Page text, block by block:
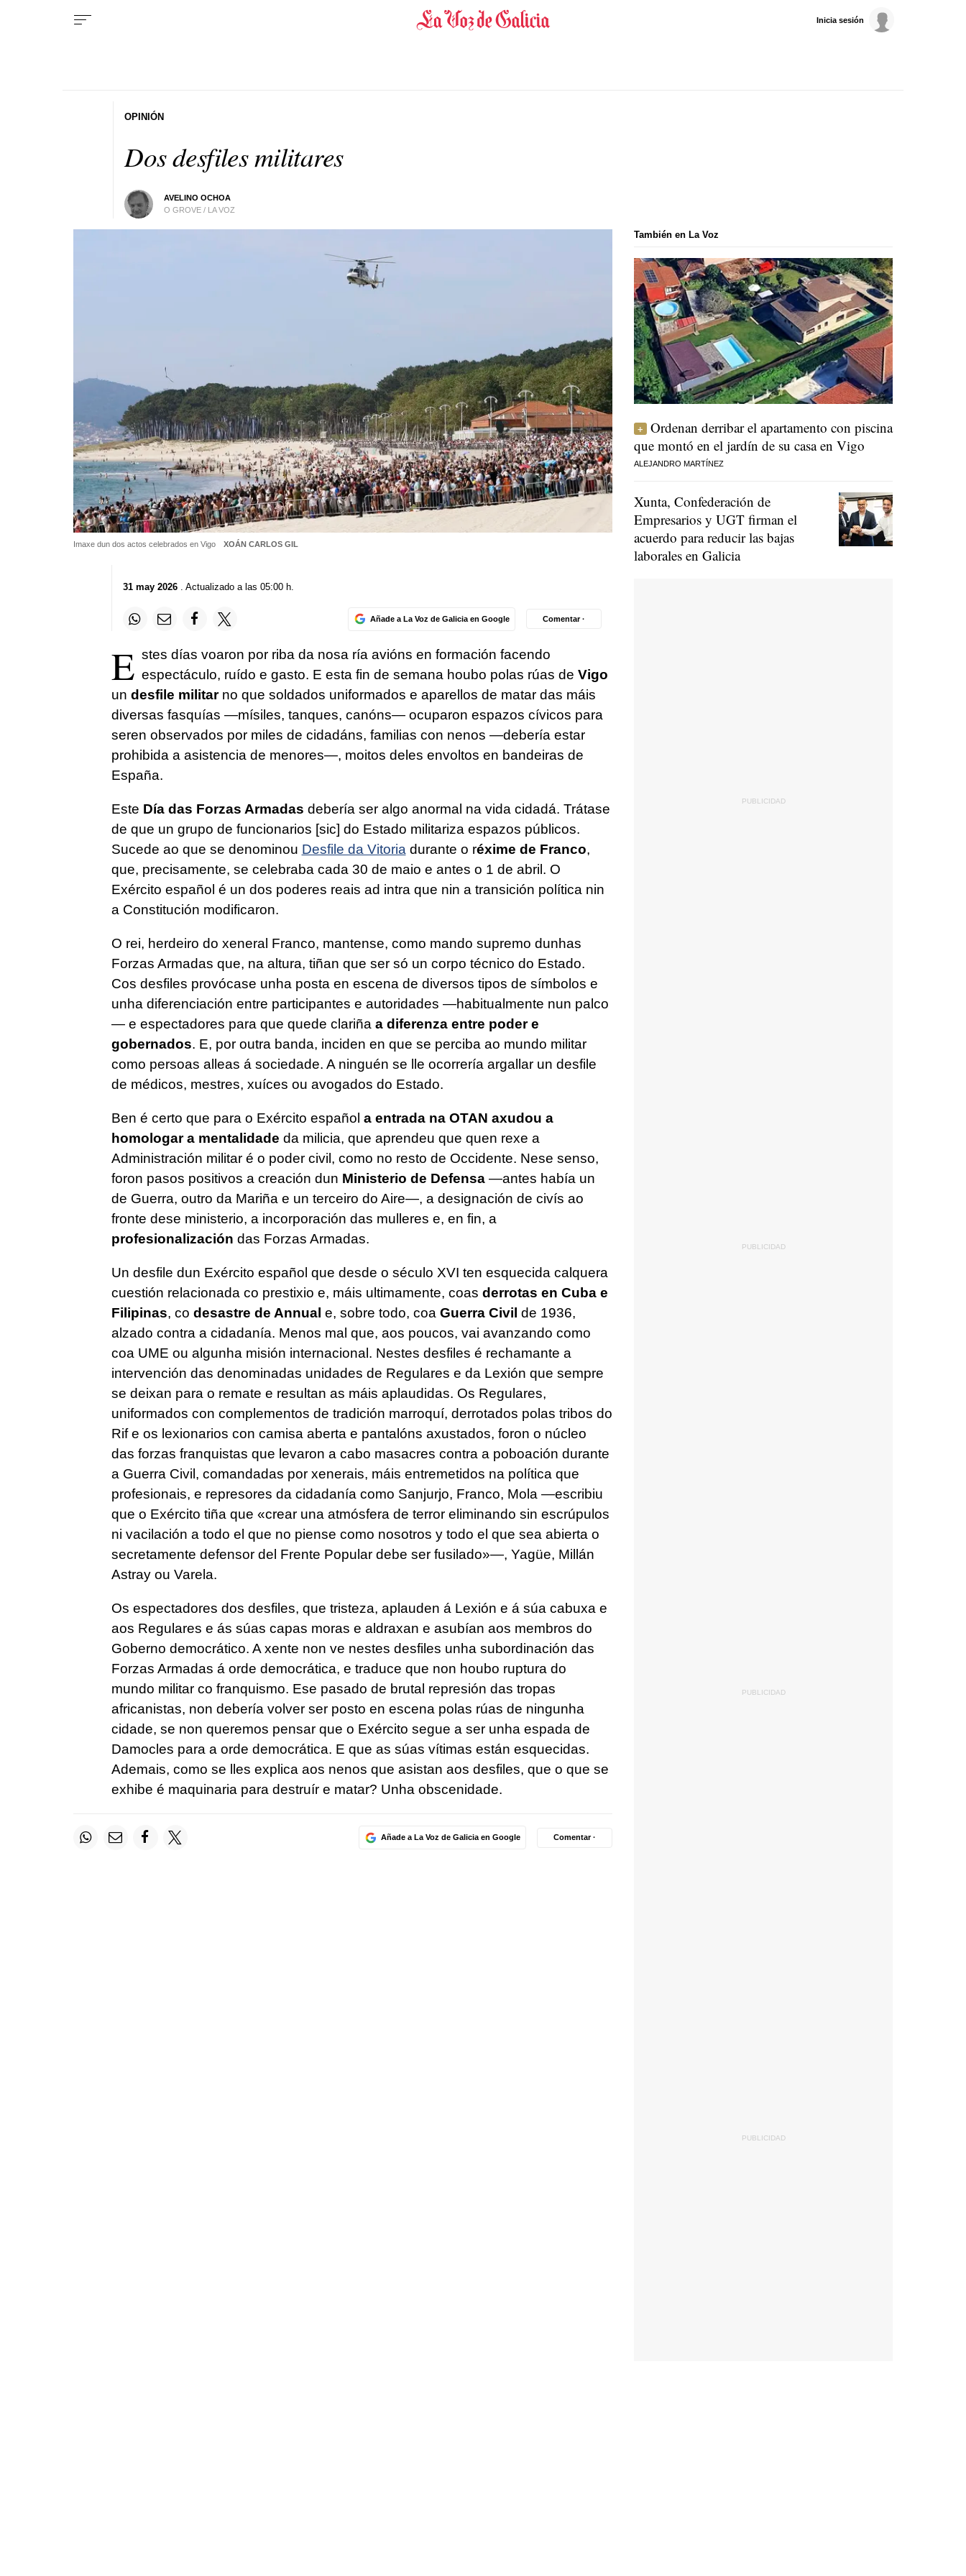
Inicia sesión
Dos desfiles militares
AVELINO OCHOA
O GROVE / LA VOZ
OPINIÓN
Imaxe dun dos actos celebrados en Vigo XOÁN CARLOS GIL
31 may 2026. Actualizado a las 05:00 h.
Añade a La Voz de Galicia en Google Comentar ·
E stes días voaron por riba da nosa ría avións en formación facendo
espectáculo, ruído e gasto. E esta fin de semana houbo polas rúas de Vigo
un desfile militarno que soldados uniformados e aparellos de matar das máis
diversas fasquías —mísiles, tanques, canóns— ocuparon espazos cívicos para
seren observados por miles de cidadáns, familias con nenos —debería estar
prohibida a asistencia de menores—, moitos deles envoltos en bandeiras de
España.
Este Día das Forzas Armadas debería ser algo anormal na vida cidadá. Trátase
de que un grupo de funcionarios [sic] do Estado militariza espazos públicos.
Sucede ao que se denominou Desfile da Vitoriadurante o réxime de Franco,
que, precisamente, se celebraba cada 30 de maio e antes o 1 de abril. O
Exército español é un dos poderes reais ad intra que nin a transición política nin
a Constitución modificaron.
O rei, herdeiro do xeneral Franco, mantense, como mando supremo dunhas
Forzas Armadas que, na altura, tiñan que ser só un corpo técnico do Estado.
Cos desfiles provócase unha posta en escena de diversos tipos de símbolos e
unha diferenciación entre participantes e autoridades —habitualmente nun palco
— e espectadores para que quede clariña a diferenza entre poder e
gobernados. E, por outra banda, inciden en que se perciba ao mundo militar
como persoas alleas á sociedade. A ninguén se lle ocorrería argallar un desfile
de médicos, mestres, xuíces ou avogados do Estado.
Ben é certo que para o Exército español a entrada na OTAN axudou a
homologar a mentalidade da milicia, que aprendeu que quen rexe a
Administración militar é o poder civil, como no resto de Occidente. Nese senso,
foron pasos positivos a creación dun Ministerio de Defensa—antes había un
de Guerra, outro da Mariña e un terceiro do Aire—, a designación de civís ao
fronte dese ministerio, a incorporación das mulleres e, en fin, a
profesionalización das Forzas Armadas.
Un desfile dun Exército español que desde o século XVI ten esquecida calquera
cuestión relacionada co prestixio e, máis ultimamente, coas derrotas en Cuba e
Filipinas, co desastre de Annual e, sobre todo, coa Guerra Civil de 1936,
alzado contra a cidadanía. Menos mal que, aos poucos, vai avanzando como
coa UME ou algunha misión internacional. Nestes desfiles é rechamante a
intervención das denominadas unidades de Regulares e da Lexión que sempre
se deixan para o remate e resultan as máis aplaudidas. Os Regulares,
uniformados con complementos de tradición marroquí, derrotados polas tribos do
Rif e os lexionarios con camisa aberta e pantalóns axustados, foron o núcleo
das forzas franquistas que levaron a cabo masacres contra a poboación durante
a Guerra Civil, comandadas por xenerais, máis entremetidos na política que
profesionais, e represores da cidadanía como Sanjurjo, Franco, Mola —escribiu
que o Exército tiña que «crear una atmósfera de terror eliminando sin escrúpulos
ni vacilación a todo el que no piense como nosotros y todo el que sea abierta o
secretamente defensor del Frente Popular debe ser fusilado»—, Yagüe, Millán
Astray ou Varela.
Os espectadores dos desfiles, que tristeza, aplauden á Lexión e á súa cabuxa e
aos Regulares e ás súas capas moras e aldraxan e asubían aos membros do
Goberno democrático. A xente non ve nestes desfiles unha subordinación das
Forzas Armadas á orde democrática, e traduce que non houbo ruptura do
mundo militar co franquismo. Ese pasado de brutal represión das tropas
africanistas, non debería volver ser posto en escena polas rúas de ningunha
cidade, se non queremos pensar que o Exército segue a ser unha espada de
Damocles para a orde democrática. E que as súas vítimas están esquecidas.
Ademais, como se lles explica aos nenos que asistan aos desfiles, que o que se
exhibe é maquinaria para destruír e matar? Unha obscenidade.
Añade a La Voz de Galicia en Google Comentar ·
También en La Voz
Ordenan derribar el apartamento con piscina
que montó en el jardín de su casa en Vigo
ALEJANDRO MARTÍNEZ
Xunta, Confederación de
Empresarios y UGT firman el
acuerdo para reducir las bajas
laborales en Galicia